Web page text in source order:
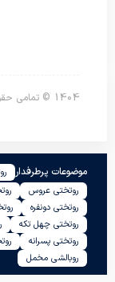
1404 ©
موضوعات پرطرفدار
روتختی عروس
روتختی دونفره
روتختی چهل تکه
روتختی پسرانه
روبالشی مخمل